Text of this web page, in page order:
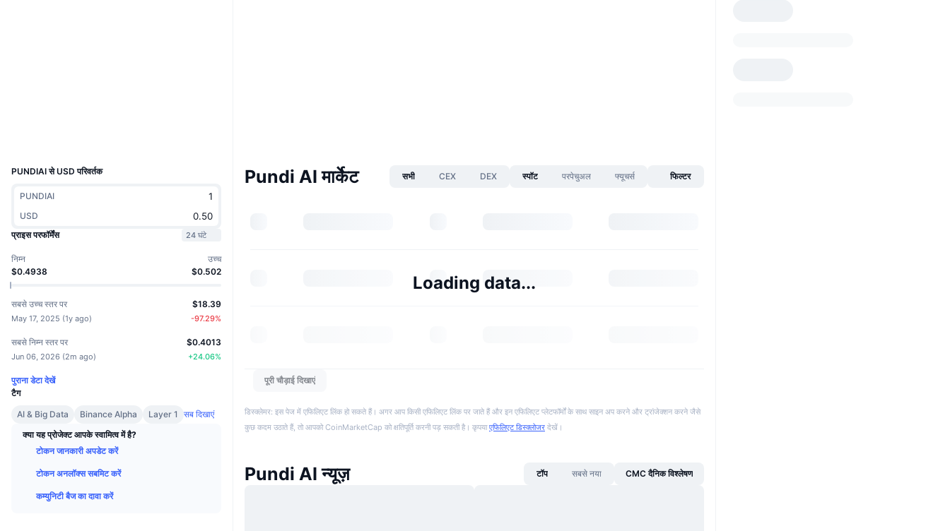
PUNDIAI से USD परिवर्तक
PUNDIAI
USD
प्राइस परफॉर्मेंस
24 घंटे
निम्न
$0.4938
उच्च
$0.502
सबसे उच्च स्तर पर
May 17, 2025 (1y ago)
$18.39
-97.29%
सबसे निम्न स्तर पर
Jun 06, 2026 (2m ago)
$0.4013
+24.06%
पुराना डेटा देखें
टैग
AI & Big Data
Binance Alpha Layer 1
सब दिखाएं
क्या यह प्रोजेक्ट आपके स्वामित्व में है?
टोकन जानकारी अपडेट करें
टोकन अनलॉक्स सबमिट करें
कम्युनिटी बैज का दावा करें
Pundi AI मार्केट सभी CEX DEX स्पॉट परपेचुअल फ्यूचर्स फिल्टर
Loading data...
पूरी चौड़ाई दिखाएं
डिस्क्लेमर: इस पेज में एफिलिएट लिंक हो सकते हैं। अगर आप किसी एफिलिएट लिंक पर जाते हैं और इन एफिलिएट प्लेटफॉर्मों के साथ साइन अप करने और ट्रांजेक्शन करने जैसे
कुछ कदम उठाते हैं, तो आपको CoinMarketCap को क्षतिपूर्ति करनी पड़ सकती है। कृपयाएफिलिएट डिस्क्लोजर देखें।
Pundi AI न्यूज़ टॉप सबसे नया CMC दैनिक विश्लेषण